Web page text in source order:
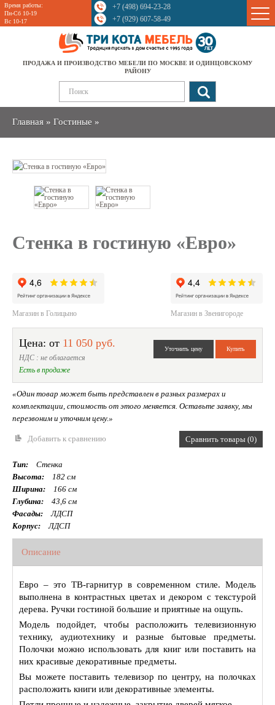
Время работы:
Пн-Сб 10-19
Вс 10-17
+7 (498) 694-23-28
+7 (929) 607-58-49
ПРОДАЖА И ПРОИЗВОДСТВО МЕБЕЛИ ПО МОСКВЕ И ОДИНЦОВСКОМУ
РАЙОНУ
Главная » Гостиные »
Sale
Стенка в гостиную «Евро»
Магазин в Голицыно Магазин в Звенигороде
Цена: от 11 050 руб.
НДС : не облагается
Есть в продаже
«Один товар может быть представлен в разных размерах и
комплектации, стоимость от этого меняется. Оставьте заявку, мы
перезвоним и уточним цену.»
Добавить к сравнению Сравнить товары (0)
Тип:
Стенка
Высота:
182 см
Ширина:
166 см
Глубина:
43,6 см
Фасады:
ЛДСП
Корпус:
ЛДСП
Описание
Евро – это ТВ-гарнитур в современном стиле. Модель
выполнена в контрастных цветах и декором с текстурой
дерева. Ручки гостиной большие и приятные на ощупь.
Модель подойдет, чтобы расположить телевизионную
технику, аудиотехнику и разные бытовые предметы.
Полочки можно использовать для книг или поставить на
них красивые декоративные предметы.
Вы можете поставить телевизор по центру, на полочках
расположить книги или декоративные элементы.